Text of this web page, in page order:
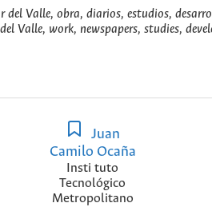
del Valle, obra, diarios, estudios,
Valle, work, newspapers, studies,
Juan
Camilo Ocaña
Insti tuto
Tecnológico
Metropolitano